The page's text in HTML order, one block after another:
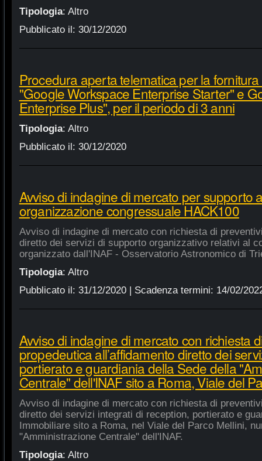
Tipologia: Altro
Pubblicato il: 30/12/2020
Procedura aperta telematica per la
"Google Workspace Enterprise Starter" e
Enterprise Plus", per il periodo di 3 anni
Tipologia: Altro
Pubblicato il: 30/12/2020
Avviso di indagine di mercato per supporto
organizzazione congressuale HACK100
Avviso di indagine di mercato con richiesta di
diretto dei servizi di supporto organizzativo relativi al
organizzato dall'INAF - Osservatorio Astronomico di
Tipologia: Altro
Pubblicato il: 31/12/2020| Scadenza termini: 14/02/
Avviso di indagine di mercato con richiesta
propedeutica all’affidamento diretto dei
portierato e guardiania della Sede della
Centrale" dell'INAF sito a Roma, Viale del
Avviso di indagine di mercato con richiesta di
diretto dei servizi integrati di reception, portierato e
Immobiliare sito a Roma, nel Viale del Parco Mellini,
"Amministrazione Centrale" dell'INAF.
Tipologia: Altro